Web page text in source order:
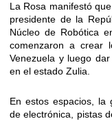
La Rosa manifestó
presidente de la
Núcleo de Robótica
comenzaron a crear
Venezuela y luego
en el estado Zulia.
En estos espacios, la
de electrónica, pistas